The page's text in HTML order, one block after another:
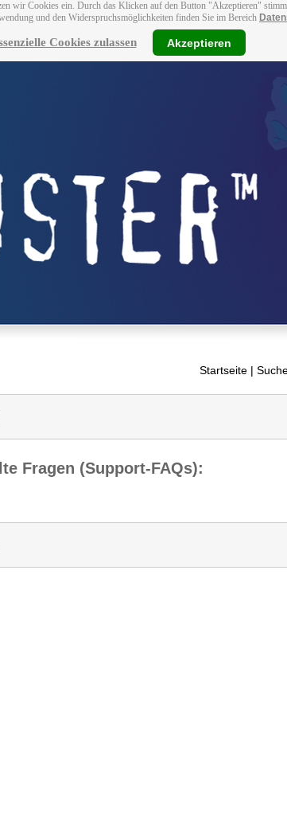
wir Cookies ein. Durch das Klicken auf den Button "Akzeptieren"
und den Widerspruchsmöglichkeiten finden Sie im Bereich
Cookies zulassen Akzeptieren
Startseite |
Fragen (Support-FAQs):